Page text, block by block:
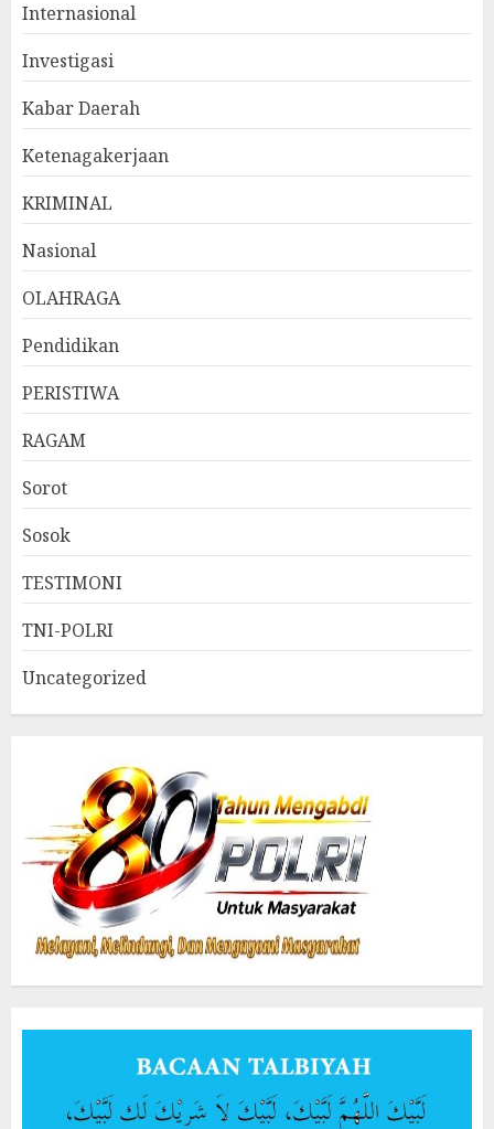
Internasional
Investigasi
Kabar Daerah
Ketenagakerjaan
KRIMINAL
Nasional
OLAHRAGA
Pendidikan
PERISTIWA
RAGAM
Sorot
Sosok
TESTIMONI
TNI-POLRI
Uncategorized